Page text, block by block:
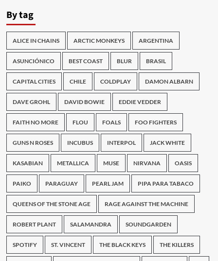
el
corto
de
horror
de
los
Arcade
By tag
ALICE IN CHAINS ARCTIC MONKEYS ARGENTINA
ASUNCIÓNICO BEST COAST BLUR BRASIL
CAPITAL CITIES CHILE COLDPLAY DAMON ALBARN
DAVE GROHL DAVID BOWIE EDDIE VEDDER
FAITH NO MORE FLOU FOALS FOO FIGHTERS
GUNS N ROSES INCUBUS INTERPOL JACK WHITE
KASABIAN METALLICA MUSE NIRVANA OASIS
PAIKO PARAGUAY PEARL JAM PIPA PARA TABACO
QUEENS OF THE STONE AGE RAGE AGAINST THE MACHINE
ROBERT PLANT SALAMANDRA SOUNDGARDEN
SPOTIFY ST. VINCENT THE BLACK KEYS THE KILLERS